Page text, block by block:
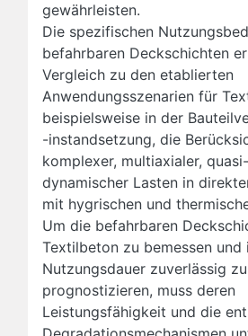
gewährleisten.
Die spezifischen
befahrbaren Deckschichten
Vergleich zu den etablierten
Anwendungsszenarien für
beispielsweise in der
-instandsetzung, die
komplexer, multiaxialer,
dynamischer Lasten in
mit hygrischen und
Um die befahrbaren
Textilbeton zu bemessen und
Nutzungsdauer zuverlässig zu
prognostizieren, muss deren
Leistungsfähigkeit und die